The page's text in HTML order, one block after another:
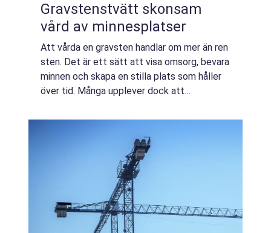
Gravstenstvätt skonsam
vård av minnesplatser
Att vårda en gravsten handlar om mer än ren
sten. Det är ett sätt att visa omsorg, bevara
minnen och skapa en stilla plats som håller
över tid. Många upplever dock att
eller täcks av mossa. Med rätt kunskap, me...